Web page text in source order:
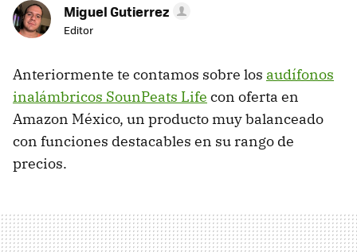
Miguel Gutierrez
Editor
Anteriormente te contamos sobre los audífonos
inalámbricos SounPeats Life con oferta en
Amazon México, un producto muy balanceado
con funciones destacables en su rango de
precios.